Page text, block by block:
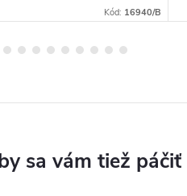
Kód: 16940/B